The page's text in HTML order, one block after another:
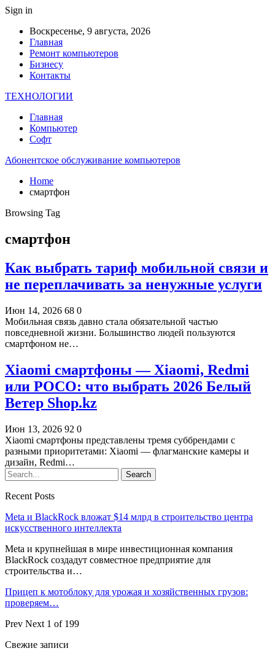
Sign in
Воскресенье, 9 августа, 2026
Главная
Ремонт компьютеров
Бизнесу
Контакты
ТЕХНОЛОГИИ
Главная
Компьютер
Софт
Абонентское обслуживание компьютеров
Home
смартфон
Browsing Tag
смартфон
Как выбрать тариф мобильной связи и
не переплачивать за ненужные услуги
Июн 14, 2026 68 0
Мобильная связь давно стала обязательной частью
повседневной жизни. Большинство людей пользуются
смартфоном не…
Xiaomi смартфоны — Xiaomi, Redmi
или POCO: что выбрать 2026 Белый
Ветер Shop.kz
Июн 13, 2026 92 0
Xiaomi смартфоны представлены тремя суббрендами с
разными приоритетами: Xiaomi — флагманские камеры и
дизайн, Redmi…
Recent Posts
Meta и BlackRock вложат $14 млрд в строительство центра
искусственного интеллекта
Meta и крупнейшая в мире инвестиционная компания
BlackRock создадут совместное предприятие для
строительства и…
Прицеп к мотоблоку для урожая и хозяйственных грузов:
проверяем…
Prev Next 1 of 199
Свежие записи